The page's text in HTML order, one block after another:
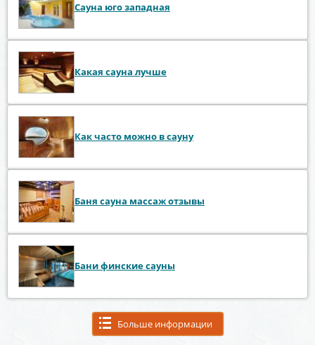
Сауна юго западная
Какая сауна лучше
Как часто можно в сауну
Баня сауна массаж отзывы
Бани финские сауны
Больше информации